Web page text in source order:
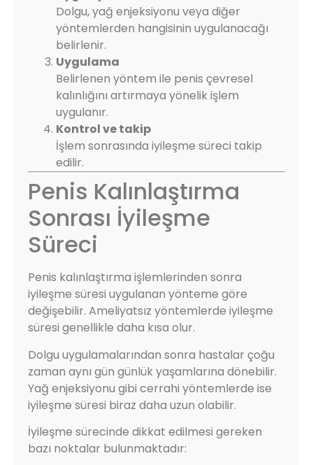
Dolgu, yağ enjeksiyonu veya diğer
yöntemlerden hangisinin uygulanacağı
belirlenir.
Uygulama
Belirlenen yöntem ile penis çevresel
kalınlığını artırmaya yönelik işlem
uygulanır.
Kontrol ve takip
İşlem sonrasında iyileşme süreci takip
edilir.
Penis Kalınlaştırma
Sonrası İyileşme
Süreci
Penis kalınlaştırma işlemlerinden sonra
iyileşme süresi uygulanan yönteme göre
değişebilir. Ameliyatsız yöntemlerde iyileşme
süresi genellikle daha kısa olur.
Dolgu uygulamalarından sonra hastalar çoğu
zaman aynı gün günlük yaşamlarına dönebilir.
Yağ enjeksiyonu gibi cerrahi yöntemlerde ise
iyileşme süresi biraz daha uzun olabilir.
İyileşme sürecinde dikkat edilmesi gereken
bazı noktalar bulunmaktadır: